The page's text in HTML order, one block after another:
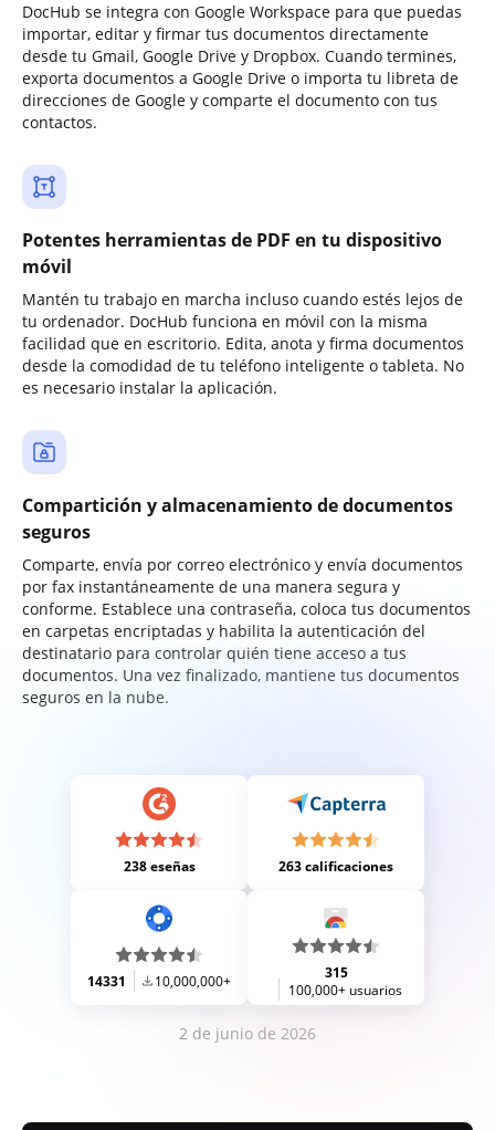
DocHub se integra con Google Workspace para que puedas
importar, editar y firmar tus documentos directamente
desde tu Gmail, Google Drive y Dropbox. Cuando termines,
exporta documentos a Google Drive o importa tu libreta de
direcciones de Google y comparte el documento con tus
contactos.
Potentes herramientas de PDF en tu dispositivo
móvil
Mantén tu trabajo en marcha incluso cuando estés lejos de
tu ordenador. DocHub funciona en móvil con la misma
facilidad que en escritorio. Edita, anota y firma documentos
desde la comodidad de tu teléfono inteligente o tableta. No
es necesario instalar la aplicación.
Compartición y almacenamiento de documentos
seguros
Comparte, envía por correo electrónico y envía documentos
por fax instantáneamente de una manera segura y
conforme. Establece una contraseña, coloca tus documentos
en carpetas encriptadas y habilita la autenticación del
destinatario para controlar quién tiene acceso a tus
documentos. Una vez finalizado, mantiene tus documentos
seguros en la nube.
238 eseñas 263 calificaciones
14331 10,000,000+
315
100,000+ usuarios
2 de junio de 2026